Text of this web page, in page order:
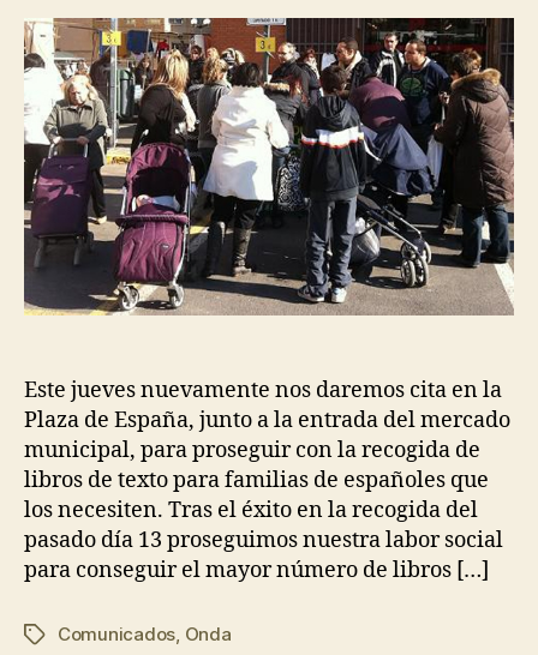
Este jueves nuevamente nos daremos cita en la
Plaza de España, junto a la entrada del mercado
municipal, para proseguir con la recogida de
libros de texto para familias de españoles que
los necesiten. Tras el éxito en la recogida del
pasado día 13 proseguimos nuestra labor social
para conseguir el mayor número de libros […]
Comunicados, Onda